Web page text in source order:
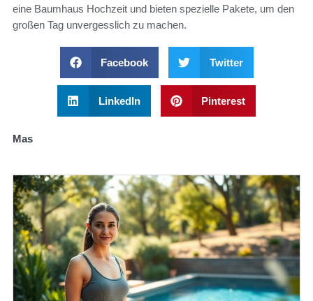
eine Baumhaus Hochzeit und bieten spezielle Pakete, um den
großen Tag unvergesslich zu machen.
Facebook Twitter
LinkedIn Pinterest
Mas